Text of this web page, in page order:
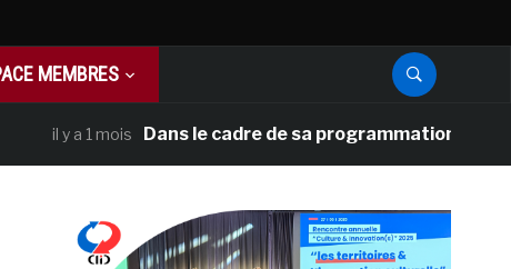
MEMBRES
il y a 1 mois Dans le cadre de sa programmation